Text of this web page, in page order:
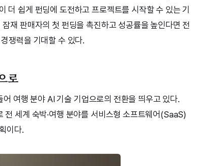
더 쉽게 펀딩에 도전하고 프로젝트를 시작할 수 있는 기
재 판매자의 첫 펀딩을 촉진하고 성공률을 높인다면 전
쟁력을 기대할 수 있다.
로
여행 분야 AI 기술 기업으로의 전환을 띄우고 있다.
세계 숙박·여행 분야를 서비스형 소프트웨어(SaaS)
이다.